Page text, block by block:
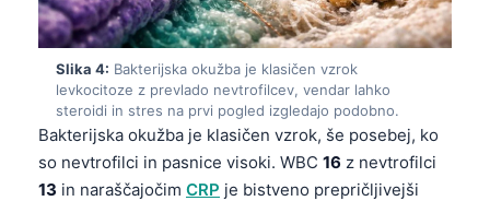
Slika 4: Bakterijska okužba je klasičen vzrok
levkocitoze z prevlado nevtrofilcev, vendar lahko
steroidi in stres na prvi pogled izgledajo podobno.
Bakterijska okužba je klasičen vzrok, še posebej, ko
so nevtrofilci in pasnice visoki. WBC 16 z nevtrofilci
13 in naraščajočim CRP je bistveno prepričljivejši